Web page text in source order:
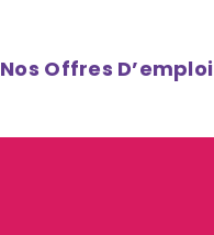
Nos Offres D’emploi